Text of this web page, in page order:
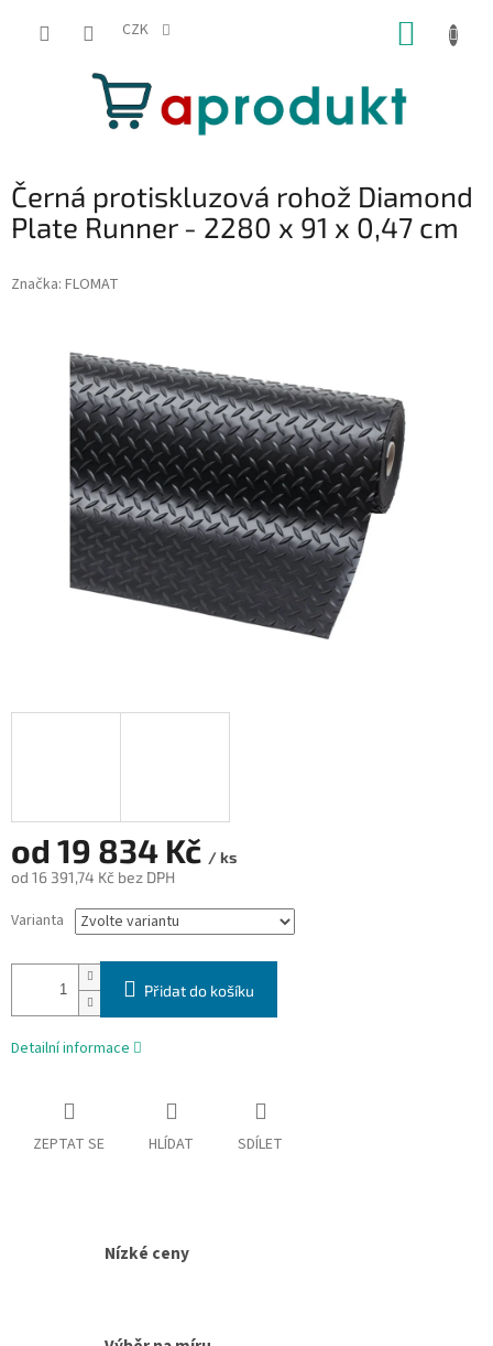
CZK
Černá protiskluzová rohož Diamond
Plate Runner - 2280 x 91 x 0,47 cm
Značka: FLOMAT
od 19 834 Kč / ks
od 16 391,74 Kč bez DPH
cena:
Varianta
Přidat do košíku
Detailní informace
ZEPTAT SE HLÍDAT SDÍLET
Nízké ceny